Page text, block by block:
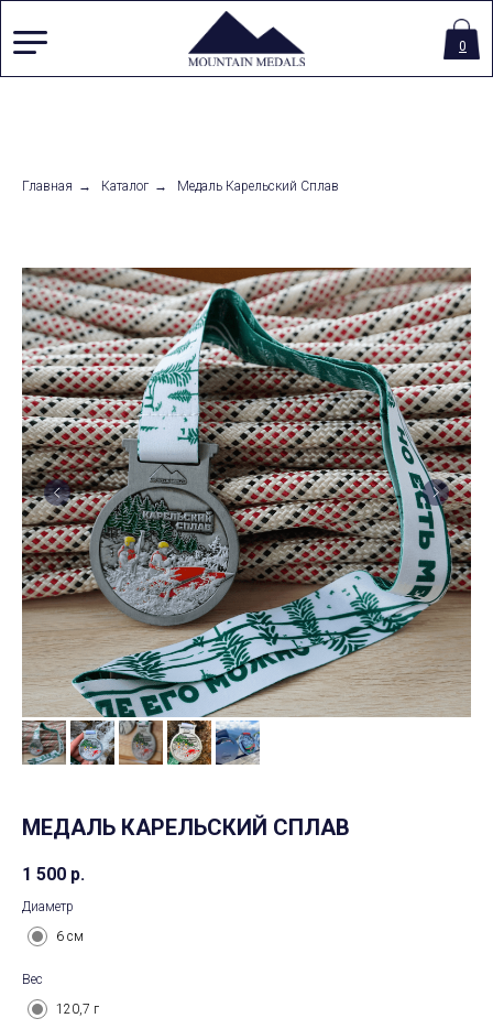
0
Главная → Каталог → Медаль Карельский Сплав
МЕДАЛЬ КАРЕЛЬСКИЙ СПЛАВ
1 500 р.
Диаметр
6 см
Вес
120,7 г